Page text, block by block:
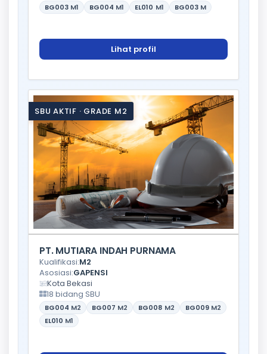
BG003 M1 BG004 M1 EL010 M1 BG003 M
Lihat profil
SBU AKTIF · GRADE M2
PT. MUTIARA INDAH PURNAMA
Kualifikasi:M2
Asosiasi:GAPENSI
Kota Bekasi
18 bidang SBU
BG004 M2 BG007 M2 BG008 M2 BG009 M2
EL010 M1